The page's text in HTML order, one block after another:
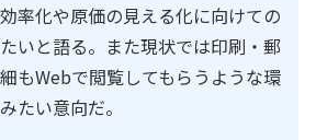
率化や原価の見える化に向けての
いと語る。また現状では印刷・郵
もWebで閲覧してもらうような環
たい意向だ。